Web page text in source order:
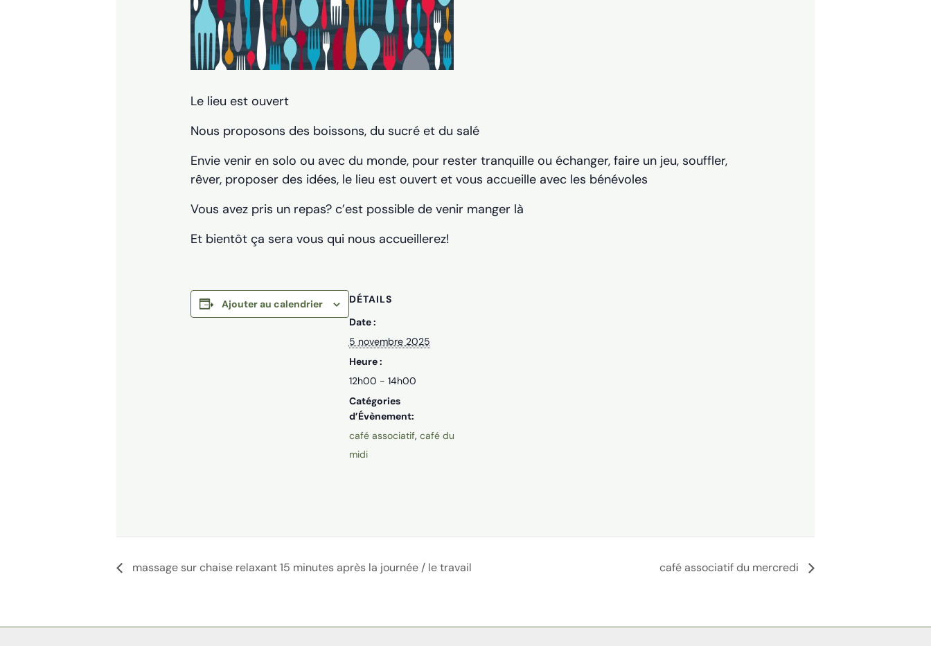
Le lieu est ouvert
Nous proposons des boissons, du sucré et du salé
Envie venir en solo ou avec du monde, pour rester tranquille ou échanger, faire un jeu, souffler,
rêver, proposer des idées, le lieu est ouvert et vous accueille avec les bénévoles
Vous avez pris un repas? c’est possible de venir manger là
Et bientôt ça sera vous qui nous accueillerez!
Ajouter au calendrier
DÉTAILS
Date :
5 novembre 2025
Heure :
12h00 - 14h00
Catégories
d’Évènement:
café associatif, café du
midi
massage sur chaise relaxant 15 minutes après la journée / le travail café associatif du mercredi